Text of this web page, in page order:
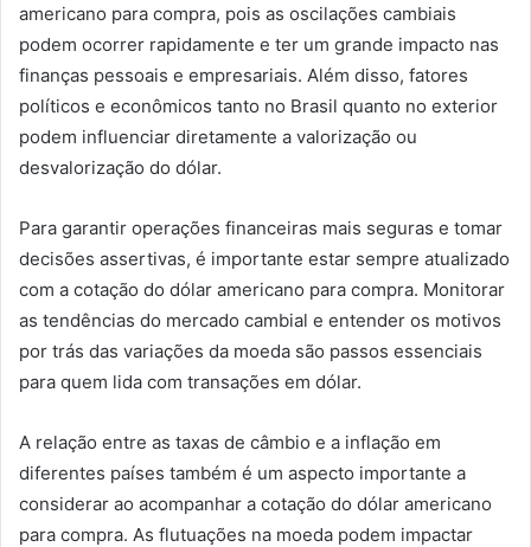
americano para compra, pois as oscilações cambiais
podem ocorrer rapidamente e ter um grande impacto nas
finanças pessoais e empresariais. Além disso, fatores
políticos e econômicos tanto no Brasil quanto no exterior
podem influenciar diretamente a valorização ou
desvalorização do dólar.
Para garantir operações financeiras mais seguras e tomar
decisões assertivas, é importante estar sempre atualizado
com a cotação do dólar americano para compra. Monitorar
as tendências do mercado cambial e entender os motivos
por trás das variações da moeda são passos essenciais
para quem lida com transações em dólar.
A relação entre as taxas de câmbio e a inflação em
diferentes países também é um aspecto importante a
considerar ao acompanhar a cotação do dólar americano
para compra. As flutuações na moeda podem impactar